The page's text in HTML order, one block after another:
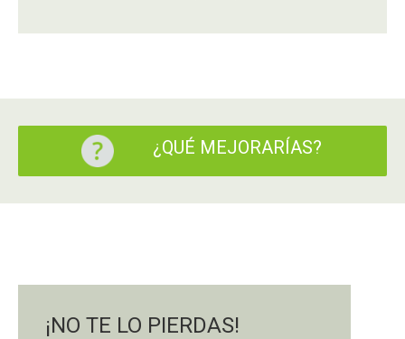
¿QUÉ MEJORARÍAS?
¡NO TE LO PIERDAS!